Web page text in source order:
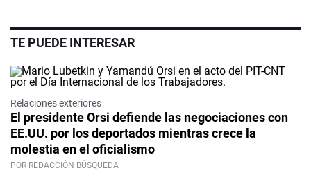
TE PUEDE INTERESAR
Relaciones exteriores
El presidente Orsi defiende las negociaciones con
EE.UU. por los deportados mientras crece la
molestia en el oficialismo
POR REDACCIÓN BÚSQUEDA